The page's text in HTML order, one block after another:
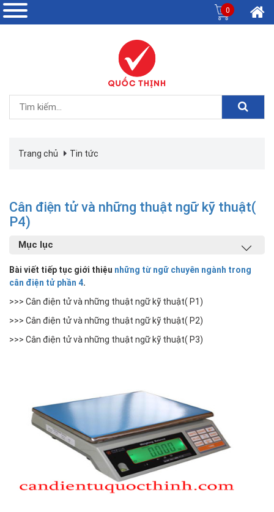
0
Trang chủ Tin tức
Cân điện tử và những thuật ngữ kỹ thuật(
P4)
Mục lục
Bài viết tiếp tục giới thiệu những từ ngữ chuyên ngành trong
cân điện tử phần 4.
>>> Cân điện tử và những thuật ngữ kỹ thuật( P1)
>>> Cân điện tử và những thuật ngữ kỹ thuật( P2)
>>> Cân điện tử và những thuật ngữ kỹ thuật( P3)